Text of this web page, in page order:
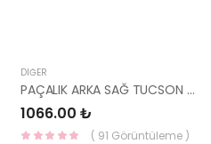
DIĞER
PAÇALIK ARKA SAĞ TUCSON 18- 86842-D7500-HMC
1066.00 ₺
( 91 Görüntüleme )